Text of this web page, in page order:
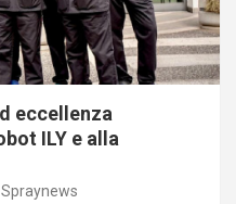
eccellenza
ILY e alla